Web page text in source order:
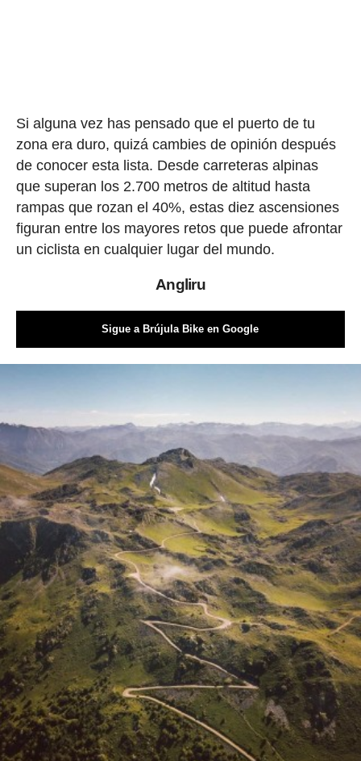
Si alguna vez has pensado que el puerto de tu
zona era duro, quizá cambies de opinión después
de conocer esta lista. Desde carreteras alpinas
que superan los 2.700 metros de altitud hasta
rampas que rozan el 40%, estas diez ascensiones
figuran entre los mayores retos que puede afrontar
un ciclista en cualquier lugar del mundo.
Angliru
Sigue a Brújula Bike en Google